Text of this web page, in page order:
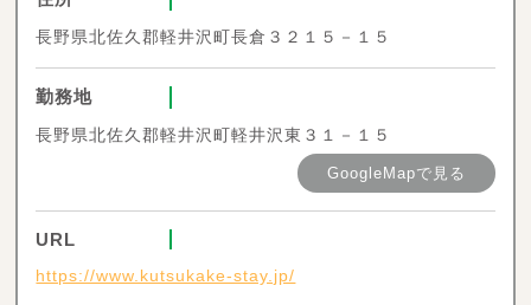
長野県北佐久郡軽井沢町長倉３２１５－１５
勤務地
長野県北佐久郡軽井沢町軽井沢東３１－１５
GoogleMapで見る
URL
https://www.kutsukake-stay.jp/